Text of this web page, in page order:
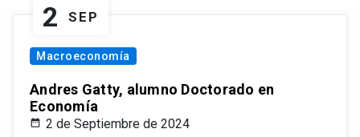
2 SEP
Macroeconomía
Andres Gatty, alumno Doctorado en
Economía
2 de Septiembre de 2024